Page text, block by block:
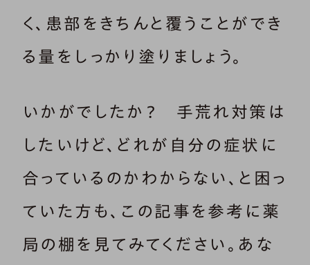
く、患部をきちんと覆うことができ
る量をしっかり塗りましょう。
いかがでしたか？ 手荒れ対策は
したいけど、どれが自分の症状に
合っているのかわからない、と困っ
ていた方も、この記事を参考に薬
局の棚を見てみてください。あな